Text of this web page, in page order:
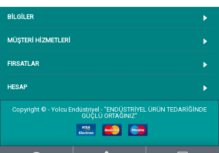
BİLGİLER
MÜŞTERİ HİZMETLERİ
FIRSATLAR
HESAP
Copyright © - Yolcu Endüstriyel - "ENDÜSTRİYEL ÜRÜN TEDARİĞİNDE
GÜÇLÜ ORTAĞINIZ"